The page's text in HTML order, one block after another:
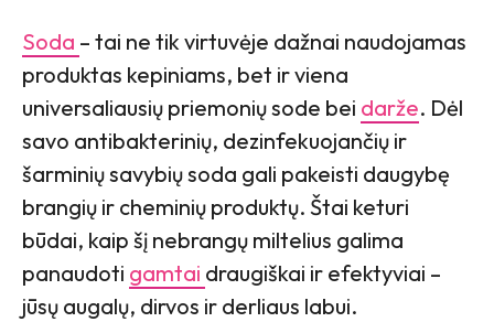
Soda – tai ne tik virtuvėje dažnai naudojamas
produktas kepiniams, bet ir viena
universaliausių priemonių sode bei darže. Dėl
savo antibakterinių, dezinfekuojančių ir
šarminių savybių soda gali pakeisti daugybę
brangių ir cheminių produktų. Štai keturi
būdai, kaip šį nebrangų miltelius galima
panaudoti gamtai draugiškai ir efektyviai –
jūsų augalų, dirvos ir derliaus labui.